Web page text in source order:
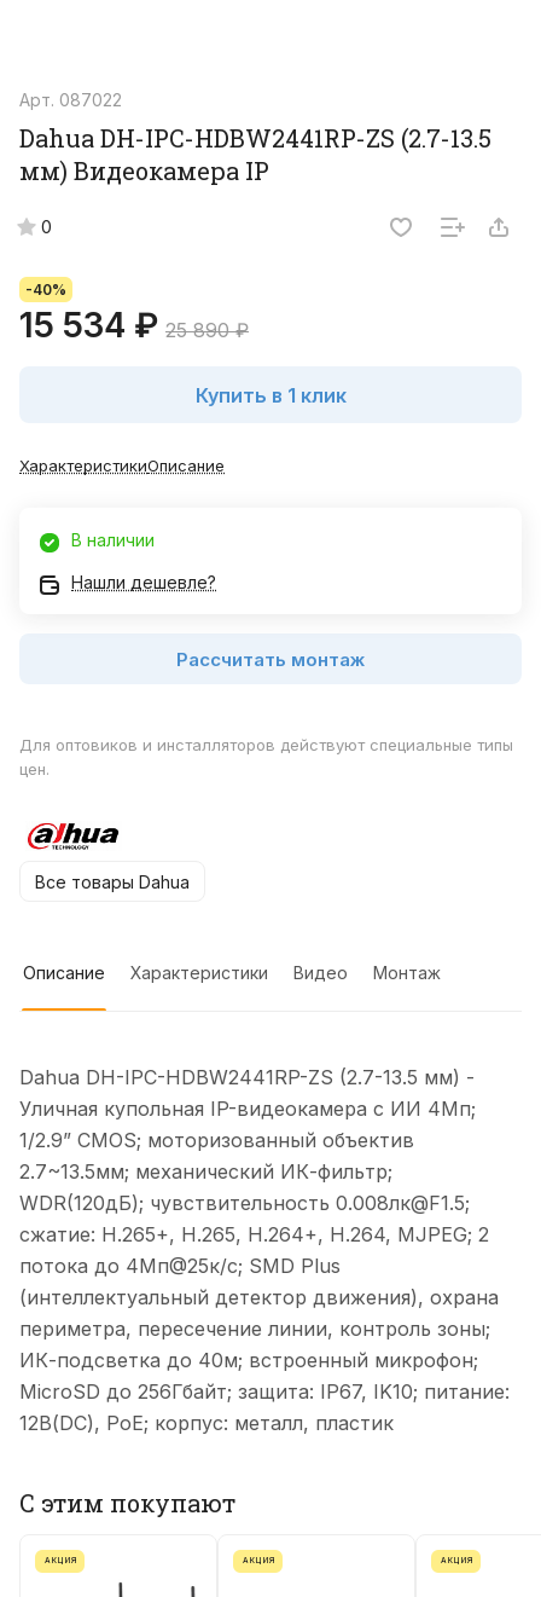
Арт. 087022
Dahua DH-IPC-HDBW2441RP-ZS (2.7-13.5
мм) Видеокамера IP
0
-40%
15 534 ₽ 25 890 ₽
Купить в 1 клик
ХарактеристикиОписание
В наличии
Нашли дешевле?
Рассчитать монтаж
Для оптовиков и инсталляторов действуют специальные типы
цен.
Все товары Dahua
Описание Характеристики Видео Монтаж
Dahua DH-IPC-HDBW2441RP-ZS (2.7-13.5 мм) -
Уличная купольная IP-видеокамера с ИИ 4Мп;
1/2.9” CMOS; моторизованный объектив
2.7~13.5мм; механический ИК-фильтр;
WDR(120дБ); чувствительность 0.008лк@F1.5;
сжатие: H.265+, H.265, H.264+, H.264, MJPEG; 2
потока до 4Мп@25к/с; SMD Plus
(интеллектуальный детектор движения), охрана
периметра, пересечение линии, контроль зоны;
ИК-подсветка до 40м; встроенный микрофон;
MicroSD до 256Гбайт; защита: IP67, IK10; питание:
12В(DC), PoE; корпус: металл, пластик
С этим покупают
АКЦИЯ АКЦИЯ АКЦИЯ